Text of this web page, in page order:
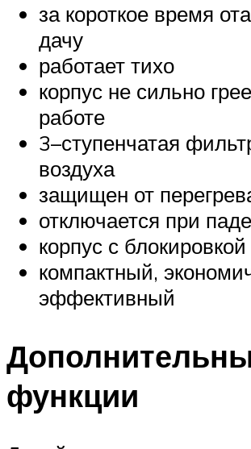
за короткое время
дачу
работает тихо
корпус не сильно
работе
3–ступенчатая
воздуха
защищен от
отключается при
корпус с блокировкой
компактный,
эффективный
функции